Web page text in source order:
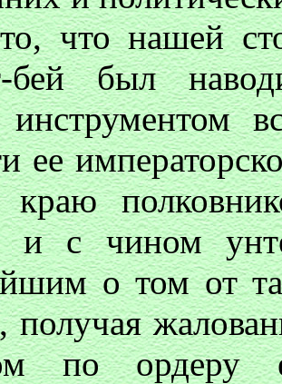
что нашей
бей был
инструментом
ее
и с чином
о том от
получая
по ордеру